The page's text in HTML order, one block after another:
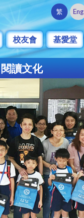
繁 Eng
校友會 基愛堂
閱讀文化